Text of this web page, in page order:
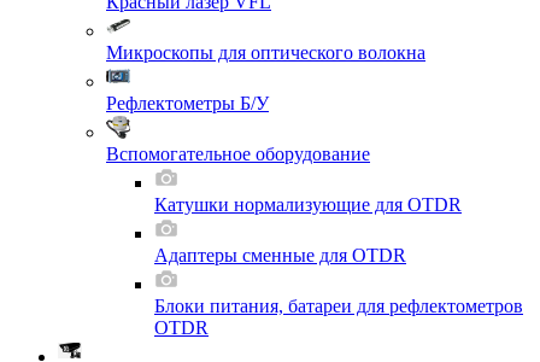
Микроскопы для оптического волокна
Рефлектометры Б/У
Вспомогательное оборудование
Катушки нормализующие для OTDR
Адаптеры сменные для OTDR
Блоки питания, батареи для рефлектометров
OTDR